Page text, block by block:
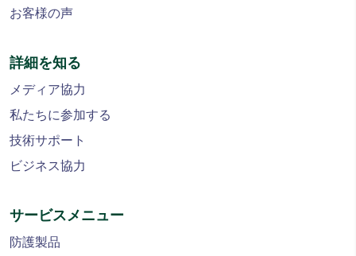
お客様の声
詳細を知る
メディア協力
私たちに参加する
技術サポート
ビジネス協力
サービスメニュー
防護製品